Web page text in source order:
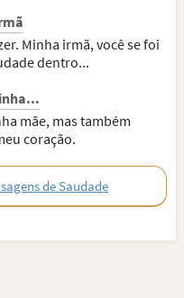
Minha irmã, você se foi
dentro...
mãe, mas também
coração.
de Saudade